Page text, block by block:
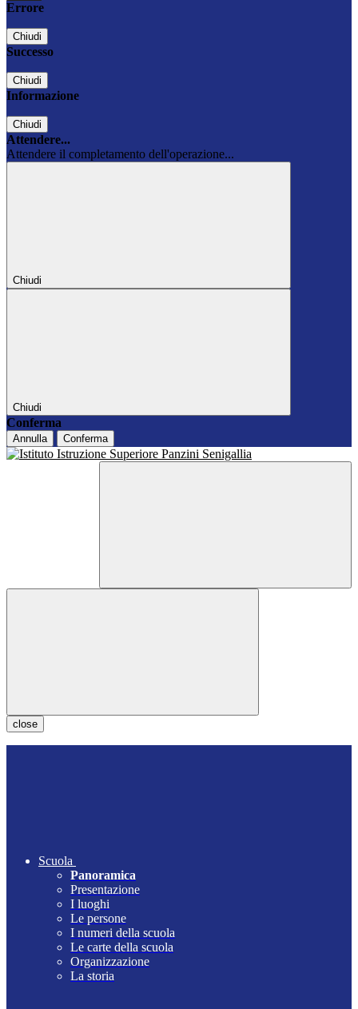
Errore
Chiudi
Successo
Chiudi
Informazione
Chiudi
Attendere...
Attendere il completamento dell'operazione...
Chiudi
Chiudi
Conferma
Annulla Conferma
close
Scuola
Panoramica
Presentazione
I luoghi
Le persone
I numeri della scuola
Le carte della scuola
Organizzazione
La storia